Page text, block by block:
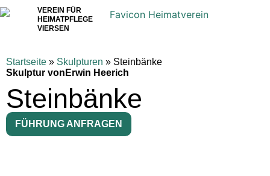
VEREIN FÜR
HEIMATPFLEGE
VIERSEN
Startseite » Skulpturen » Steinbänke
Skulptur von Erwin Heerich
Steinbänke
FÜHRUNG ANFRAGEN